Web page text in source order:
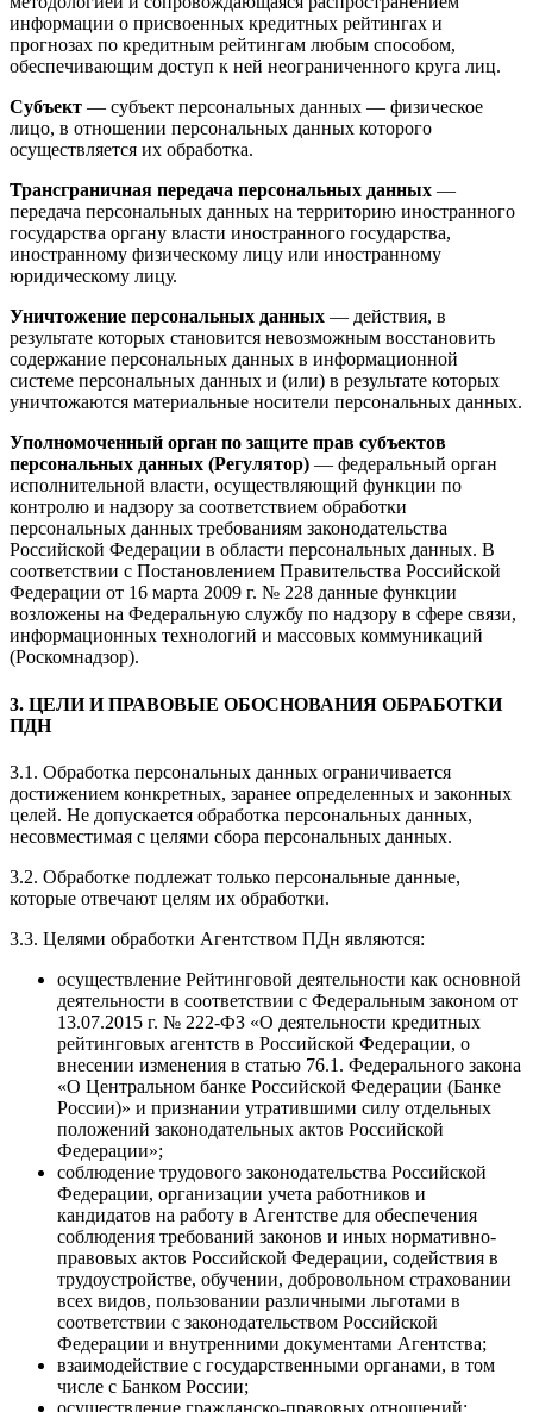
информации о присвоенных кредитных рейтингах и
прогнозах по кредитным рейтингам любым способом,
обеспечивающим доступ к ней неограниченного круга лиц.
Субъект — субъект персональных данных — физическое
лицо, в отношении персональных данных которого
осуществляется их обработка.
Трансграничная передача персональных данных —
передача персональных данных на территорию иностранного
государства органу власти иностранного государства,
иностранному физическому лицу или иностранному
юридическому лицу.
Уничтожение персональных данных — действия, в
результате которых становится невозможным восстановить
содержание персональных данных в информационной
системе персональных данных и (или) в результате которых
уничтожаются материальные носители персональных данных.
Уполномоченный орган по защите прав субъектов
персональных данных (Регулятор) — федеральный орган
исполнительной власти, осуществляющий функции по
контролю и надзору за соответствием обработки
персональных данных требованиям законодательства
Российской Федерации в области персональных данных. В
соответствии с Постановлением Правительства Российской
Федерации от 16 марта 2009 г. № 228 данные функции
возложены на Федеральную службу по надзору в сфере связи,
информационных технологий и массовых коммуникаций
(Роскомнадзор).
3. ЦЕЛИ И ПРАВОВЫЕ ОБОСНОВАНИЯ ОБРАБОТКИ
ПДН
3.1. Обработка персональных данных ограничивается
достижением конкретных, заранее определенных и законных
целей. Не допускается обработка персональных данных,
несовместимая с целями сбора персональных данных.
3.2. Обработке подлежат только персональные данные,
которые отвечают целям их обработки.
3.3. Целями обработки Агентством ПДн являются:
осуществление Рейтинговой деятельности как основной
деятельности в соответствии с Федеральным законом от
13.07.2015 г. № 222-ФЗ «О деятельности кредитных
рейтинговых агентств в Российской Федерации, о
внесении изменения в статью 76.1. Федерального закона
«О Центральном банке Российской Федерации (Банке
России)» и признании утратившими силу отдельных
положений законодательных актов Российской
Федерации»;
соблюдение трудового законодательства Российской
Федерации, организации учета работников и
кандидатов на работу в Агентстве для обеспечения
соблюдения требований законов и иных нормативно-
правовых актов Российской Федерации, содействия в
трудоустройстве, обучении, добровольном страховании
всех видов, пользовании различными льготами в
соответствии с законодательством Российской
Федерации и внутренними документами Агентства;
взаимодействие с государственными органами, в том
числе с Банком России;
осуществление гражданско-правовых отношений;